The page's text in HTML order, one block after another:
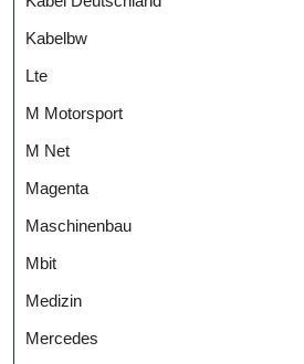
Kabelbw
Lte
M Motorsport
M Net
Magenta
Maschinenbau
Mbit
Medizin
Mercedes